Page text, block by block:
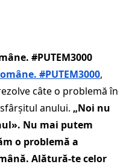
#PUTEM3000
#PUTEM3000,
câte o problemă în
anului. „Noi nu
Nu mai putem
o problemă a
Alătură-te celor